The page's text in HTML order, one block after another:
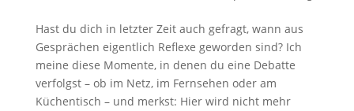
Hast du dich in letzter Zeit auch gefragt, wann aus
Gesprächen eigentlich Reflexe geworden sind? Ich
meine diese Momente, in denen du eine Debatte
verfolgst – ob im Netz, im Fernsehen oder am
Küchentisch – und merkst: Hier wird nicht mehr